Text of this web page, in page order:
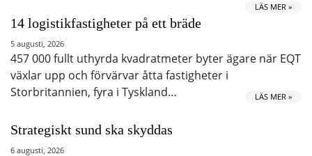
LÄS MER »
14 logistikfastigheter på ett bräde
5 augusti, 2026
457 000 fullt uthyrda kvadratmeter byter ägare när EQT
växlar upp och förvärvar åtta fastigheter i
Storbritannien, fyra i Tyskland…
LÄS MER »
Strategiskt sund ska skyddas
6 augusti, 2026